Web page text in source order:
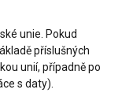
unie. Pokud
příslušných
unií, případně po
s daty).